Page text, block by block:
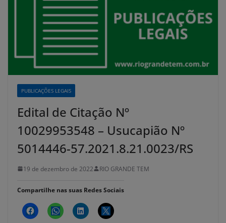
PUBLICAÇÕES LEGAIS
Edital de Citação Nº
10029953548 – Usucapião Nº
5014446-57.2021.8.21.0023/RS
19 de dezembro de 2022 RIO GRANDE TEM
Compartilhe nas suas Redes Sociais